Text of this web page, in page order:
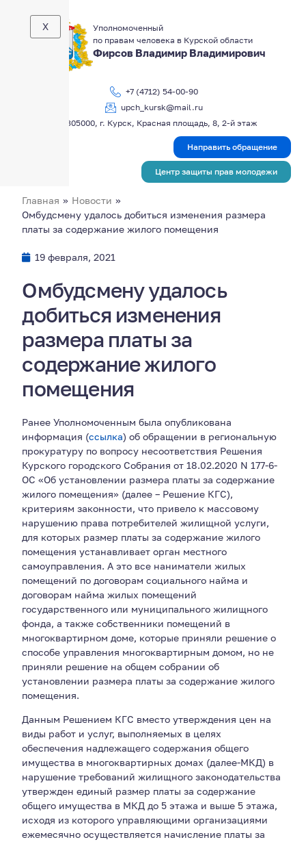
Уполномоченный
по правам человека в Курской области
Фирсов Владимир Владимирович
+7 (4712) 54-00-90
upch_kursk@mail.ru
305000, г. Курск, Красная площадь, 8, 2-й этаж
X
Направить обращение
Центр защиты прав молодежи
Главная » Новости »
Омбудсмену удалось добиться изменения размера
платы за содержание жилого помещения
19 февраля, 2021
Омбудсмену удалось
добиться изменения
размера платы за
содержание жилого
помещения
Ранее Уполномоченным была опубликована
информация (ссылка) об обращении в региональную
прокуратуру по вопросу несоответствия Решения
Курского городского Собрания от 18.02.2020 N 177-6-
ОС «Об установлении размера платы за содержание
жилого помещения» (далее – Решение КГС),
критериям законности, что привело к массовому
нарушению права потребителей жилищной услуги,
для которых размер платы за содержание жилого
помещения устанавливает орган местного
самоуправления. А это все наниматели жилых
помещений по договорам социального найма и
договорам найма жилых помещений
государственного или муниципального жилищного
фонда, а также собственники помещений в
многоквартирном доме, которые приняли решение о
способе управления многоквартирным домом, но не
приняли решение на общем собрании об
установлении размера платы за содержание жилого
помещения.
Данным Решением КГС вместо утверждения цен на
виды работ и услуг, выполняемых в целях
обеспечения надлежащего содержания общего
имущества в многоквартирных домах (далее-МКД) в
нарушение требований жилищного законодательства
утвержден единый размер платы за содержание
общего имущества в МКД до 5 этажа и выше 5 этажа,
исходя из которого управляющими организациями
ежемесячно осуществляется начисление платы за